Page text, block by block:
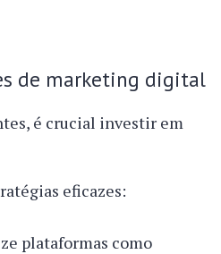
de marketing digital
é crucial investir em
eficazes:
plataformas como